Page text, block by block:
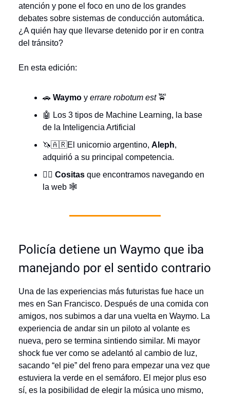
atención y pone el foco en uno de los grandes
debates sobre sistemas de conducción automática.
¿A quién hay que llevarse detenido por ir en contra
del tránsito?
En esta edición:
🚗 Waymo y errare robotum est 🚖
🤖 Los 3 tipos de Machine Learning, la base
de la Inteligencia Artificial
🦄🇦🇷El unicornio argentino, Aleph,
adquirió a su principal competencia.
🏄‍♂️ Cositas que encontramos navegando en
la web 🕸️
Policía detiene un Waymo que iba
manejando por el sentido contrario
Una de las experiencias más futuristas fue hace un
mes en San Francisco. Después de una comida con
amigos, nos subimos a dar una vuelta en Waymo. La
experiencia de andar sin un piloto al volante es
nueva, pero se termina sintiendo similar. Mi mayor
shock fue ver como se adelantó al cambio de luz,
sacando “el pie” del freno para empezar una vez que
estuviera la verde en el semáforo. El mejor plus eso
sí, es la posibilidad de elegir la música uno mismo,